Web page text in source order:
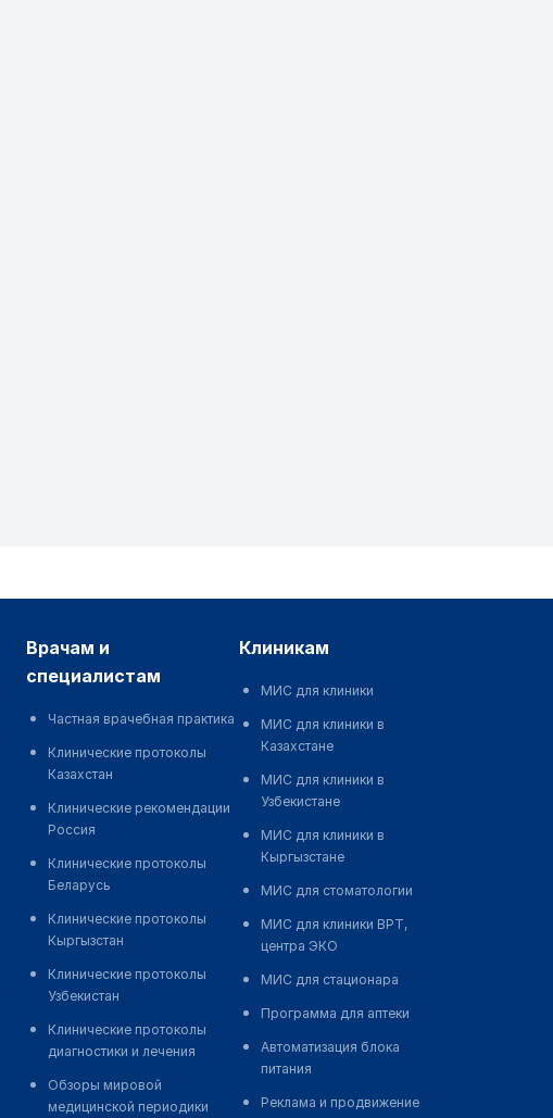
врачам и
специалистам
Частная врачебная практика
Клинические протоколы
Казахстан
Клинические рекомендации
Россия
Клинические протоколы
Беларусь
Клинические протоколы
Кыргызстан
Клинические протоколы
Узбекистан
Клинические протоколы
диагностики и лечения
Обзоры мировой
медицинской периодики
клиникам
МИС для клиники
МИС для клиники в
Казахстане
МИС для клиники в
Узбекистане
МИС для клиники в
Кыргызстане
МИС для стоматологии
МИС для клиники ВРТ,
центра ЭКО
МИС для стационара
Программа для аптеки
Автоматизация блока
питания
Реклама и продвижение